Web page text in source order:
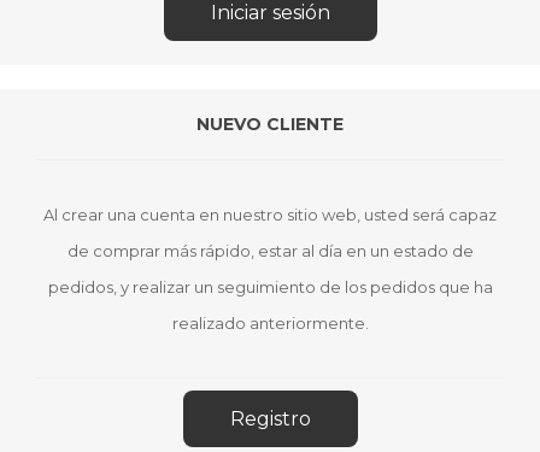
NUEVO CLIENTE
Al crear una cuenta en nuestro sitio web, usted será capaz
de comprar más rápido, estar al día en un estado de
pedidos, y realizar un seguimiento de los pedidos que ha
realizado anteriormente.